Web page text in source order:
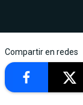
Compartir en redes